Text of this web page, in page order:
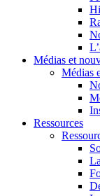
Médias et
Médias
Ressources